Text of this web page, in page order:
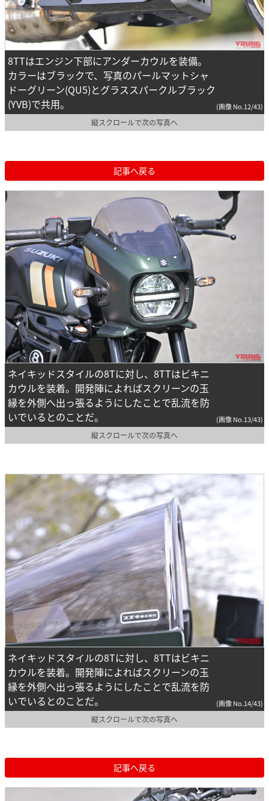
8TTはエンジン下部にアンダーカウルを装備。
カラーはブラックで、写真のパールマットシャ
ドーグリーン(QU5)とグラススパークルブラック
(YVB)で共用。
(画像 No.12/43)
縦スクロールで次の写真へ
記事へ戻る
ネイキッドスタイルの8Tに対し、8TTはビキニ
カウルを装着。開発陣によればスクリーンの玉
縁を外側へ出っ張るようにしたことで乱流を防
いでいるとのことだ。
(画像 No.13/43)
縦スクロールで次の写真へ
ネイキッドスタイルの8Tに対し、8TTはビキニ
カウルを装着。開発陣によればスクリーンの玉
縁を外側へ出っ張るようにしたことで乱流を防
いでいるとのことだ。
(画像 No.14/43)
縦スクロールで次の写真へ
記事へ戻る